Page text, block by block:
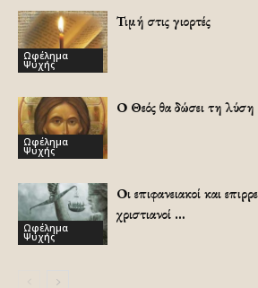
Ωφέλημα
Ψυχής
Τιμή στις γιορτές
Ωφέλημα
Ψυχής
Ο Θεός θα δώσει τη λύση
Ωφέλημα
Ψυχής
Οι επιφανειακοί και
χριστιανοί …